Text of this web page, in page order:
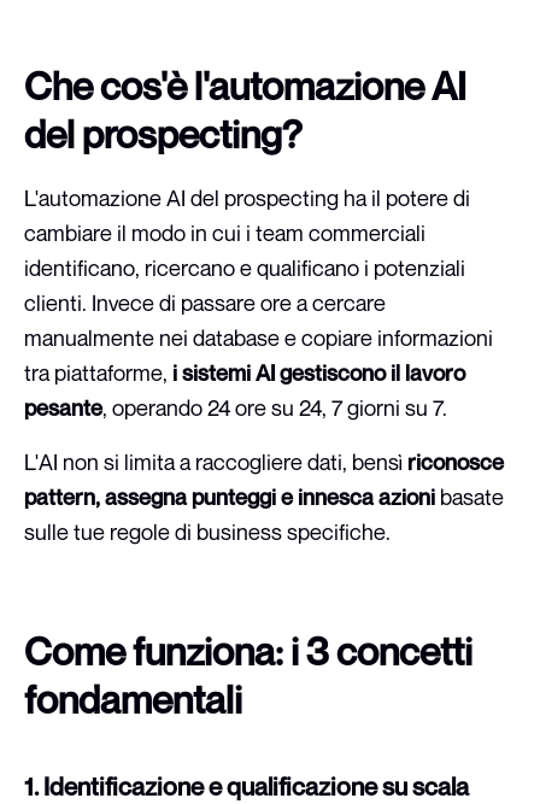
Che cos'è l'automazione AI
del prospecting?
L'automazione AI del prospecting ha il potere di
cambiare il modo in cui i team commerciali
identificano, ricercano e qualificano i potenziali
clienti. Invece di passare ore a cercare
manualmente nei database e copiare informazioni
tra piattaforme, i sistemi AI gestiscono il lavoro
pesante, operando 24 ore su 24, 7 giorni su 7.
L'AI non si limita a raccogliere dati, bensì riconosce
pattern, assegna punteggi e innesca azioni basate
sulle tue regole di business specifiche.
Come funziona: i 3 concetti
fondamentali
1. Identificazione e qualificazione su scala